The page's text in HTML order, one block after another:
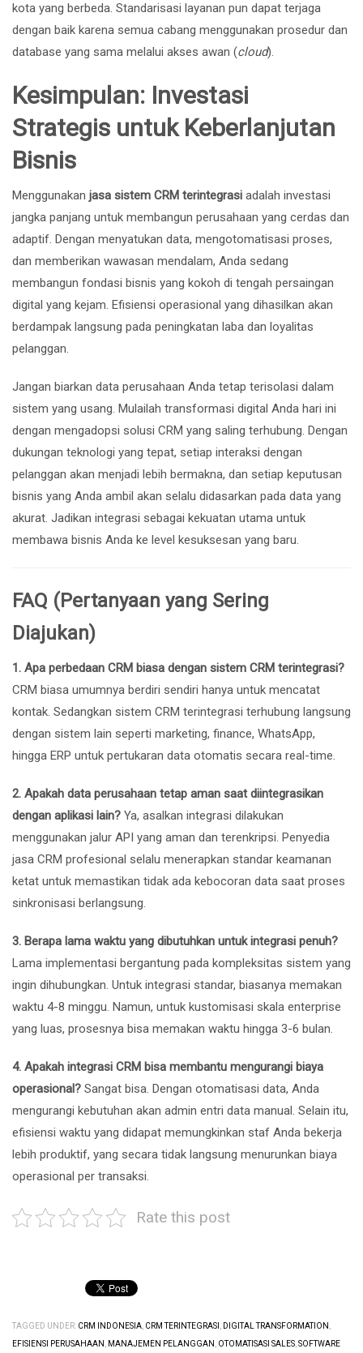
kota yang berbeda. Standarisasi layanan pun dapat terjaga
dengan baik karena semua cabang menggunakan prosedur dan
database yang sama melalui akses awan (cloud).
Kesimpulan: Investasi
Strategis untuk Keberlanjutan
Bisnis
Menggunakan jasa sistem CRM terintegrasi adalah investasi
jangka panjang untuk membangun perusahaan yang cerdas dan
adaptif. Dengan menyatukan data, mengotomatisasi proses,
dan memberikan wawasan mendalam, Anda sedang
membangun fondasi bisnis yang kokoh di tengah persaingan
digital yang kejam. Efisiensi operasional yang dihasilkan akan
berdampak langsung pada peningkatan laba dan loyalitas
pelanggan.
Jangan biarkan data perusahaan Anda tetap terisolasi dalam
sistem yang usang. Mulailah transformasi digital Anda hari ini
dengan mengadopsi solusi CRM yang saling terhubung. Dengan
dukungan teknologi yang tepat, setiap interaksi dengan
pelanggan akan menjadi lebih bermakna, dan setiap keputusan
bisnis yang Anda ambil akan selalu didasarkan pada data yang
akurat. Jadikan integrasi sebagai kekuatan utama untuk
membawa bisnis Anda ke level kesuksesan yang baru.
FAQ (Pertanyaan yang Sering
Diajukan)
1. Apa perbedaan CRM biasa dengan sistem CRM terintegrasi?
CRM biasa umumnya berdiri sendiri hanya untuk mencatat
kontak. Sedangkan sistem CRM terintegrasi terhubung langsung
dengan sistem lain seperti marketing, finance, WhatsApp,
hingga ERP untuk pertukaran data otomatis secara real-time.
2. Apakah data perusahaan tetap aman saat diintegrasikan
dengan aplikasi lain? Ya, asalkan integrasi dilakukan
menggunakan jalur API yang aman dan terenkripsi. Penyedia
jasa CRM profesional selalu menerapkan standar keamanan
ketat untuk memastikan tidak ada kebocoran data saat proses
sinkronisasi berlangsung.
3. Berapa lama waktu yang dibutuhkan untuk integrasi penuh?
Lama implementasi bergantung pada kompleksitas sistem yang
ingin dihubungkan. Untuk integrasi standar, biasanya memakan
waktu 4-8 minggu. Namun, untuk kustomisasi skala enterprise
yang luas, prosesnya bisa memakan waktu hingga 3-6 bulan.
4. Apakah integrasi CRM bisa membantu mengurangi biaya
operasional? Sangat bisa. Dengan otomatisasi data, Anda
mengurangi kebutuhan akan admin entri data manual. Selain itu,
efisiensi waktu yang didapat memungkinkan staf Anda bekerja
lebih produktif, yang secara tidak langsung menurunkan biaya
operasional per transaksi.
Rate this post
TAGGED UNDER: CRM INDONESIA CRM TERINTEGRASI DIGITAL TRANSFORMATION
EFISIENSI PERUSAHAAN
MANAJEMEN PELANGGAN OTOMATISASI SALES SOFTWARE